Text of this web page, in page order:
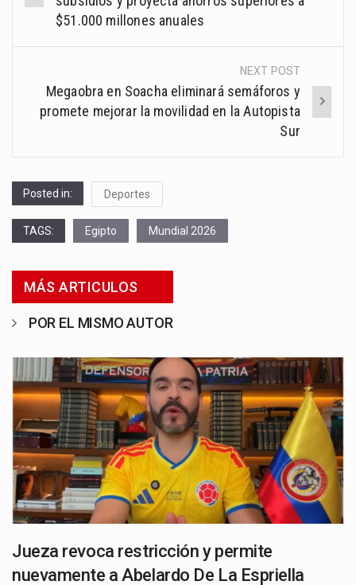
$51.000 millones anuales
NEXT POST
Megaobra en Soacha eliminará semáforos y
promete mejorar la movilidad en la Autopista
Sur
Posted in: Deportes
TAGS: Egipto Mundial 2026
MÁS ARTICULOS
POR EL MISMO AUTOR
Jueza revoca restricción y permite
nuevamente a Abelardo De La Espriella